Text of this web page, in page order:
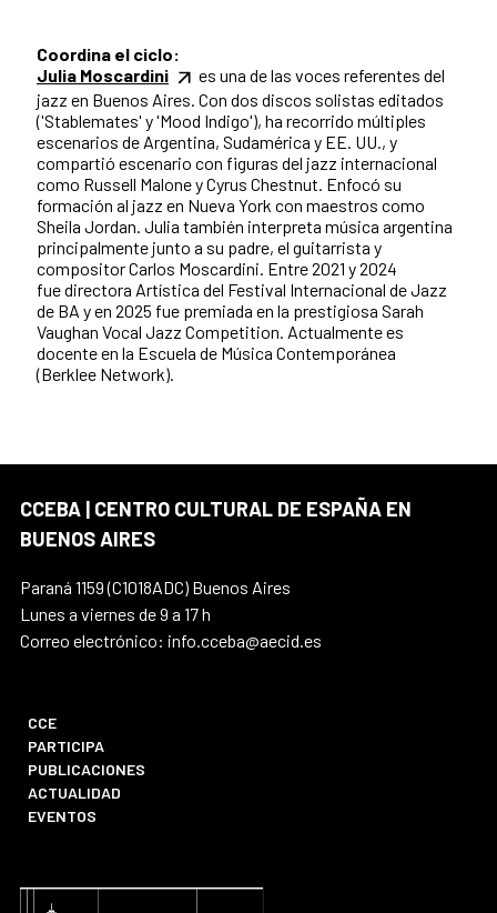
Coordina el ciclo:
Julia Moscardini
es una de las voces referentes del
jazz en Buenos Aires. Con dos discos solistas editados
('Stablemates' y 'Mood Indigo'), ha recorrido múltiples
escenarios de Argentina, Sudamérica y EE. UU., y
compartió escenario con figuras del jazz internacional
como Russell Malone y Cyrus Chestnut. Enfocó su
formación al jazz en Nueva York con maestros como
Sheila Jordan. Julia también interpreta música argentina
principalmente junto a su padre, el guitarrista y
compositor Carlos Moscardini. Entre 2021 y 2024
fue directora Artística del Festival Internacional de Jazz
de BA y en 2025 fue premiada en la prestigiosa Sarah
Vaughan Vocal Jazz Competition. Actualmente es
docente en la Escuela de Música Contemporánea
(Berklee Network).
CCEBA | CENTRO CULTURAL DE ESPAÑA EN
BUENOS AIRES
Paraná 1159 (C1018ADC) Buenos Aires
Lunes a viernes de 9 a 17 h
Correo electrónico: info.cceba@aecid.es
CCE
PARTICIPA
PUBLICACIONES
ACTUALIDAD
EVENTOS